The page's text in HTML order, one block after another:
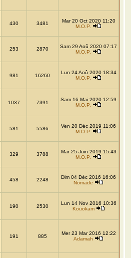
430 3481
Mar 20 Oct 2020 11:20
M.O.P.
253 2870
Sam 29 Aoû 2020 07:17
M.O.P.
981 16260
Lun 24 Aoû 2020 18:34
M.O.P.
1037 7391
Sam 16 Mai 2020 12:59
M.O.P.
581 5586
Ven 20 Déc 2019 11:06
M.O.P.
329 3788
Mar 25 Juin 2019 15:43
M.O.P.
458 2248
Dim 04 Déc 2016 16:06
Nomade
190 2530
Lun 14 Nov 2016 10:36
Kouokam
191 885
Mer 23 Mar 2016 12:22
Adamah